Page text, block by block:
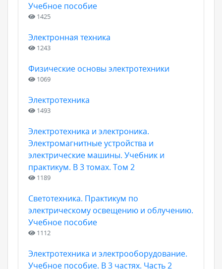
Учебное пособие
1425
Электронная техника
1243
Физические основы электротехники
1069
Электротехника
1493
Электротехника и электроника.
Электромагнитные устройства и
электрические машины. Учебник и
практикум. В 3 томах. Том 2
1189
Светотехника. Практикум по
электрическому освещению и облучению.
Учебное пособие
1112
Электротехника и электрооборудование.
Учебное пособие. В 3 частях. Часть 2